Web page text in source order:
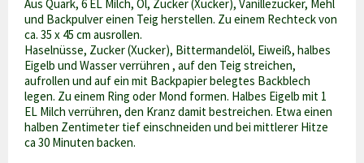
Aus Quark, 6 EL Milch, Öl, Zucker (Xucker), Vanillezucker, Mehl
und Backpulver einen Teig herstellen. Zu einem Rechteck von
ca. 35 x 45 cm ausrollen.
Haselnüsse, Zucker (Xucker), Bittermandelöl, Eiweiß, halbes
Eigelb und Wasser verrühren , auf den Teig streichen,
aufrollen und auf ein mit Backpapier belegtes Backblech
legen. Zu einem Ring oder Mond formen. Halbes Eigelb mit 1
EL Milch verrühren, den Kranz damit bestreichen. Etwa einen
halben Zentimeter tief einschneiden und bei mittlerer Hitze
ca 30 Minuten backen.